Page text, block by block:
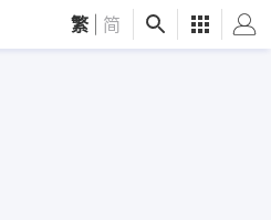
繁 简